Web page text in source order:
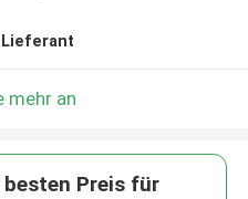
mehr an
besten Preis für